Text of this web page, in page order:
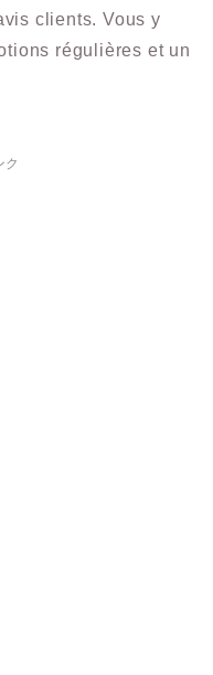
clients. Vous y
régulières et un
ク